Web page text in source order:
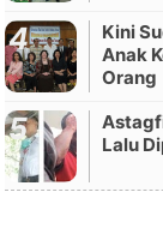
Kini
Anak
Orang
Lalu